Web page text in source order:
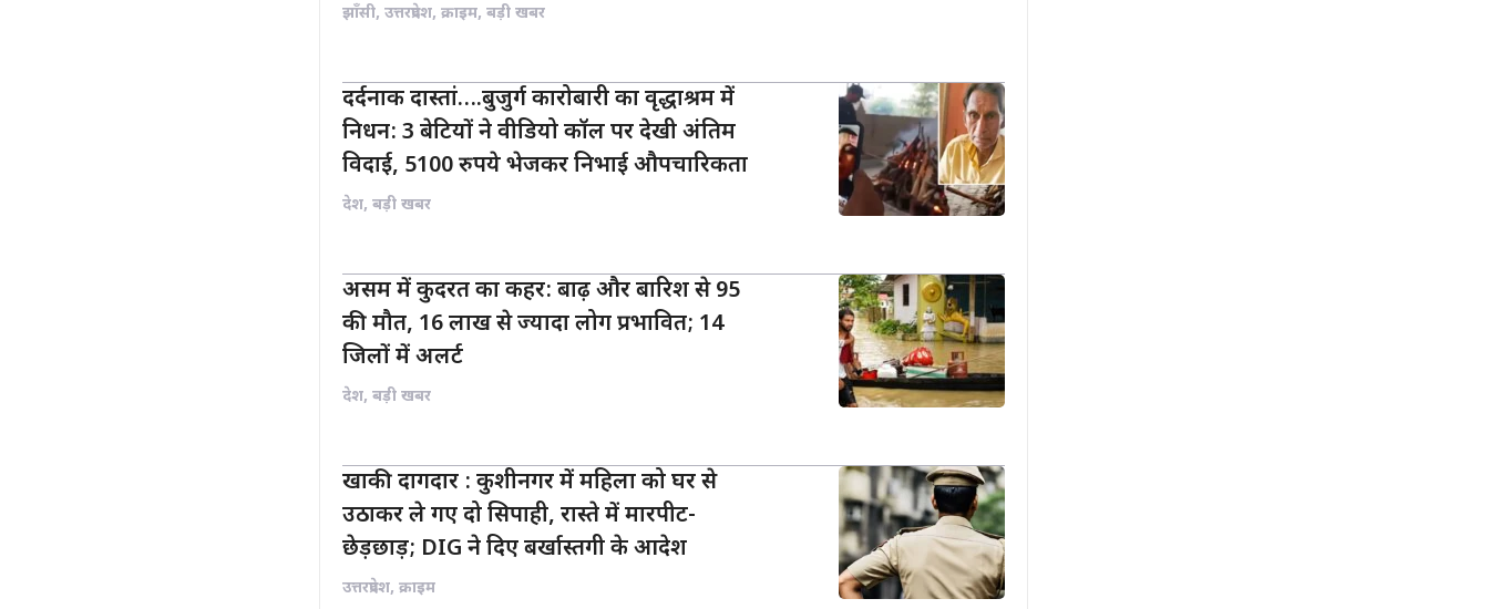
झाँसी, उत्तरप्रदेश, क्राइम, बड़ी खबर
दर्दनाक दास्तां….बुजुर्ग कारोबारी का वृद्धाश्रम में
निधन: 3 बेटियों ने वीडियो कॉल पर देखी अंतिम
विदाई, 5100 रुपये भेजकर निभाई औपचारिकता
देश, बड़ी खबर
असम में कुदरत का कहर: बाढ़ और बारिश से 95
की मौत, 16 लाख से ज्यादा लोग प्रभावित; 14
जिलों में अलर्ट
देश, बड़ी खबर
खाकी दागदार : कुशीनगर में महिला को घर से
उठाकर ले गए दो सिपाही, रास्ते में मारपीट-
छेड़छाड़; DIG ने दिए बर्खास्तगी के आदेश
उत्तरप्रदेश, क्राइम